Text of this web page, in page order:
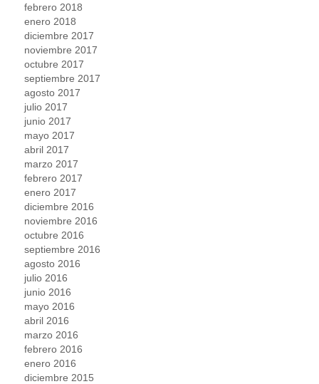
febrero 2018
enero 2018
diciembre 2017
noviembre 2017
octubre 2017
septiembre 2017
agosto 2017
julio 2017
junio 2017
mayo 2017
abril 2017
marzo 2017
febrero 2017
enero 2017
diciembre 2016
noviembre 2016
octubre 2016
septiembre 2016
agosto 2016
julio 2016
junio 2016
mayo 2016
abril 2016
marzo 2016
febrero 2016
enero 2016
diciembre 2015